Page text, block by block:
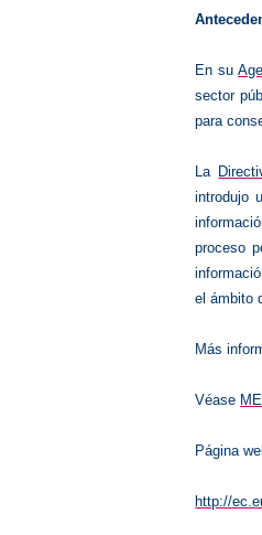
En su
sector
para
La
introdujo
proceso
el ámbito
Más
Véase
Página
http://